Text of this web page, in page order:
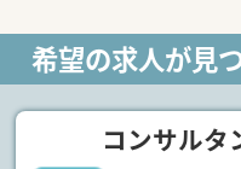
希望の求人が見
コンサルタ